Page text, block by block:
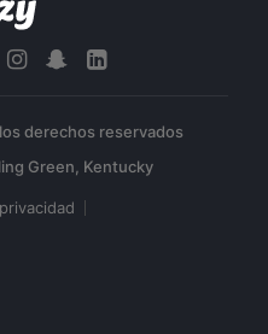
derechos reservados